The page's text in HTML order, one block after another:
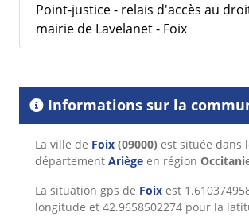
Point-justice - relais d'accès au
mairie de Lavelanet - Foix
Informations sur la
La ville de Foix (09000) est située dans
département Ariège en région
La situation gps de Foix est
longitude et 42.9658502274 pour la